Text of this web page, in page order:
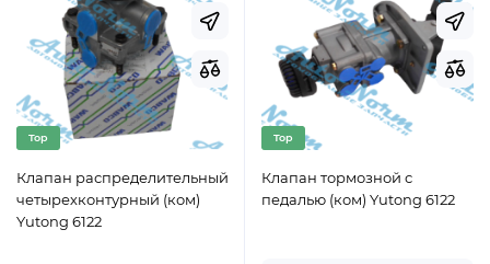
Top
Клапан распределительный
четырехконтурный (ком)
Yutong 6122
Top
Клапан тормозной с
педалью (ком) Yutong 6122